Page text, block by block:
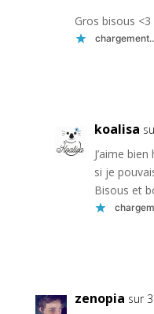
Gros bisous <3
koalisa
J’aime
si je
Bisous et
zenopia sur